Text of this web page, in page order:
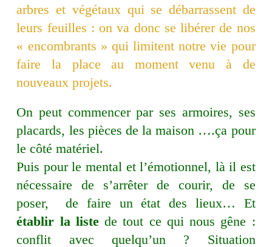
arbres et végétaux qui se débarrassent de
leurs feuilles : on va donc se libérer de nos
« encombrants » qui limitent notre vie pour
faire la place au moment venu à de
nouveaux projets.
On peut commencer par ses armoires, ses
placards, les pièces de la maison ….ça pour
le côté matériel.
Puis pour le mental et l’émotionnel, là il est
nécessaire de s’arrêter de courir, de se
poser, de faire un état des lieux… Et
établir la listede tout ce qui nous gêne :
conflit avec quelqu’un ? Situation